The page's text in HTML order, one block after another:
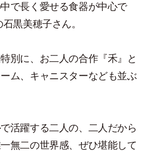
で長く愛せる食器が中心で
黒美穂子さん。
別に、お二人の合作『禾』と
ム、キャニスターなども並ぶ
活躍する二人の、二人だから
無二の世界感、ぜひ堪能して